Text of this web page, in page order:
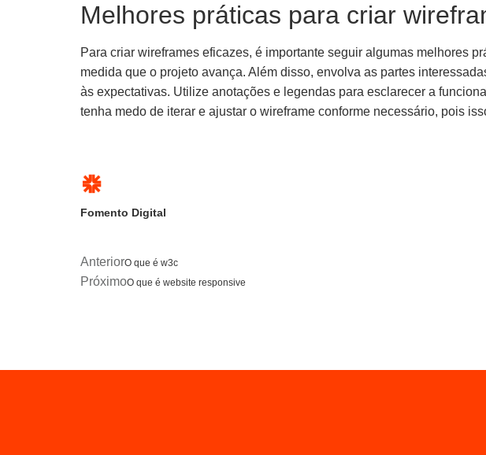
Melhores práticas para criar
Para criar wireframes eficazes, é importante seguir algumas melhores
medida que o projeto avança. Além disso, envolva as partes
às expectativas. Utilize anotações e legendas para esclarecer a
tenha medo de iterar e ajustar o wireframe conforme necessário, pois
Fomento Digital
AnteriorO que é w3c
PróximoO que é website responsive